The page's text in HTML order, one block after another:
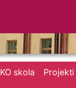
skola Projekti